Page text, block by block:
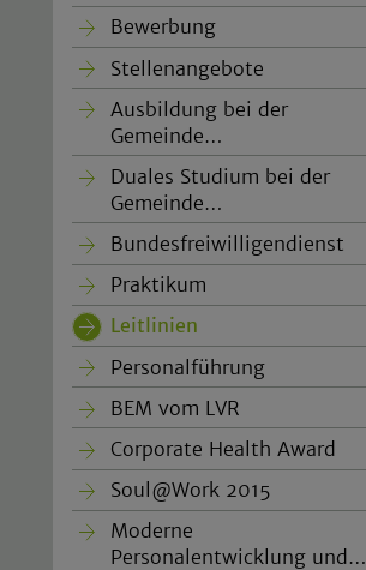
Bewerbung
Stellenangebote
Ausbildung bei der
Gemeinde…
Duales Studium bei der
Gemeinde…
Bundesfreiwilligendienst
Praktikum
Leitlinien
Personalführung
BEM vom LVR
Corporate Health Award
Soul@Work 2015
Moderne
Personalentwicklung und…